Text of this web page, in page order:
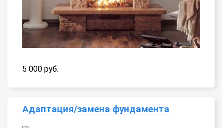
5 000 руб.
Адаптация/замена фундамента